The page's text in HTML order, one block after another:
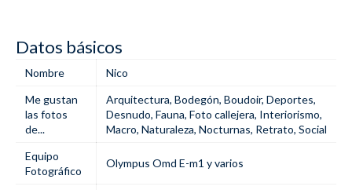
Datos básicos
Nombre
Nico
Me gustan
las fotos
de...
Arquitectura, Bodegón, Boudoir, Deportes,
Desnudo, Fauna, Foto callejera, Interiorismo,
Macro, Naturaleza, Nocturnas, Retrato, Social
Equipo
Fotográfico
Olympus Omd E-m1 y varios